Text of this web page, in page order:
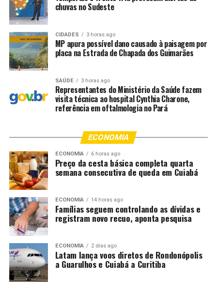
do Norte, Matupá, Rondonópolis, Sapezal, Sinop,
Sorriso, Querência, Paranatinga, Barra do Bugres,
Brasnorte, Chapada dos Guimarães, Itiquira, Nova
Bandeirantes, Nova Ubiratã e São José do Rio
Claro — total de 17 municípios.
Perfil Técnico de Enfermagem – Canarana,
Confresa, Cuiabá, Guarantã do Norte, Juína,
Matupá, Nova Xavantina, Pontes e Lacerda,
Rondonópolis, Sapezal, Sinop, Sorriso, Aripuanã,
Diamantino, Paranatinga, Querência, Tapurah,
Guimarães, Itiquira, Nova Bandeirantes, Nova
Ubiratã e São José do Rio Claro — total de 24
municípios.
As contratações terão caráter temporário, com duração
de até oito anos. Os aprovados receberão remuneração
de R$ 3.796,74, além de auxílio-alimentação de R$
521,97. A jornada de trabalho será definida conforme a
escala operacional e/ou o expediente administrativo de
cada unidade. O processo seletivo terá validade de dois
anos, podendo ser prorrogado uma única vez.
Comentários
chuvas no Sudeste
CIDADES 3 horas ago
MP apura possível dano causado à paisagem por
placa na Estrada de Chapada dos Guimarães
SAÚDE 3 horas ago
Representantes do Ministério da Saúde fazem
visita técnica ao hospital Cynthia Charone,
referência em oftalmologia no Pará
ECONOMIA
ECONOMIA 6 horas ago
Preço da cesta básica completa quarta
semana consecutiva de queda em Cuiabá
ECONOMIA 14 horas ago
Famílias seguem controlando as dívidas e
registram novo recuo, aponta pesquisa
ECONOMIA 2 dias ago
Latam lança voos diretos de Rondonópolis
a Guarulhos e Cuiabá a Curitiba